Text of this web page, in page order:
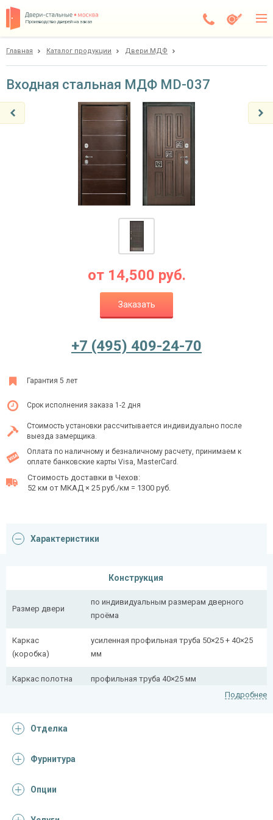
Производство дверей на заказ
Доставка
Установка
Покупателям
Ежедневно с 08:00 до 24:00
+7 (495) 409-24-70
Главная Каталог продукции Двери МДФ
Входная стальная МДФ MD-037
от 14,500 руб.
Заказать
+7 (495) 409-24-70
Гарантия 5 лет
Срок исполнения заказа 1-2 дня
Стоимость установки рассчитывается индивидуально после
выезда замерщика.
Оплата по наличному и безналичному расчету, принимаем к
оплате банковские карты Visa, MasterCard.
Стоимость доставки в Чехов:
52 км от МКАД × 25 руб./км = 1300 руб.
Характеристики
Конструкция
Размер двери
по индивидуальным размерам дверного
проёма
Каркас
(коробка)
усиленная профильная труба 50×25 + 40×25
мм
Каркас полотна профильная труба 40×25 мм
Притворная
Ребра жесткости
Подробнее
Отделка
Фурнитура
Опции